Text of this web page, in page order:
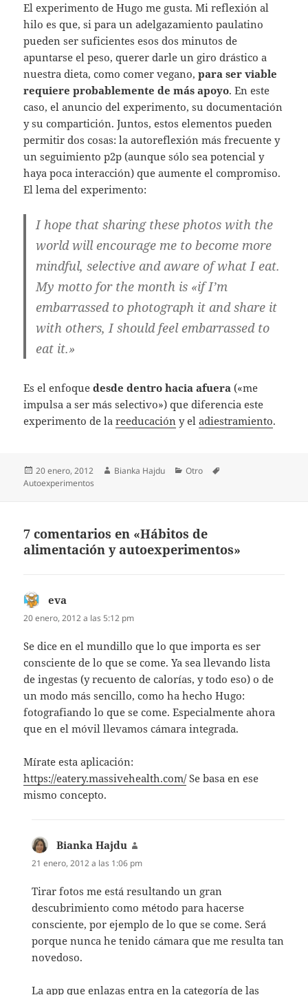
El experimento de Hugo me gusta. Mi reflexión al
hilo es que, si para un adelgazamiento paulatino
pueden ser suficientes esos dos minutos de
apuntarse el peso, querer darle un giro drástico a
nuestra dieta, como comer vegano,para ser viable
requiere probablemente de más apoyo. En este
caso, el anuncio del experimento, su documentación
y su compartición. Juntos, estos elementos pueden
permitir dos cosas: la autoreflexión más frecuente y
un seguimiento p2p (aunque sólo sea potencial y
haya poca interacción) que aumente el compromiso.
El lema del experimento:
I hope that sharing these photos with the
world will encourage me to become more
mindful, selective and aware of what I eat.
My motto for the month is «if I’m
embarrassed to photograph it and share it
with others, I should feel embarrassed to
eat it.»
Es el enfoquedesde dentro hacia afuera («me
impulsa a ser más selectivo») que diferencia este
experimento de lareeducación y eladiestramiento.
Publicado
el
20 enero, 2012 Autor
Bianka Hajdu Categorías
Otro
Autoexperimentos
7 comentarios en «Hábitos de
alimentación y autoexperimentos»
eva
20 enero, 2012 a las 5:12 pm
Se dice en el mundillo que lo que importa es ser
consciente de lo que se come. Ya sea llevando lista
de ingestas (y recuento de calorías, y todo eso) o de
un modo más sencillo, como ha hecho Hugo:
fotografiando lo que se come. Especialmente ahora
que en el móvil llevamos cámara integrada.
Mírate esta aplicación:
https://eatery.massivehealth.com/Se basa en ese
mismo concepto.
Bianka Hajdu
21 enero, 2012 a las 1:06 pm
Tirar fotos me está resultando un gran
descubrimiento como método para hacerse
consciente, por ejemplo de lo que se come. Será
porque nunca he tenido cámara que me resulta tan
novedoso.
La app que enlazas entra en la categoría de las